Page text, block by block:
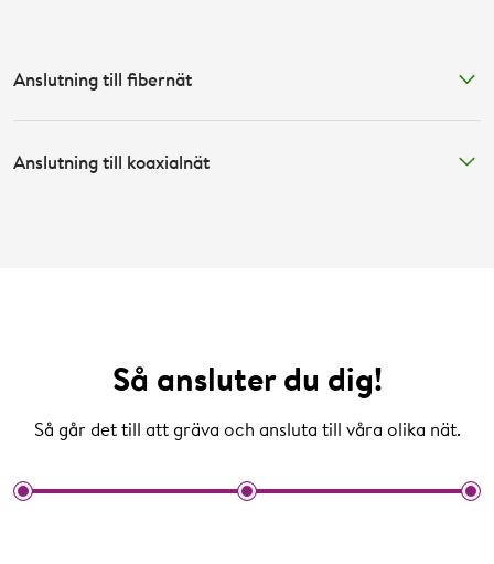
Anslutning till fibernät
Anslutning till koaxialnät
Så ansluter du dig!
Så går det till att gräva och ansluta till våra olika nät.